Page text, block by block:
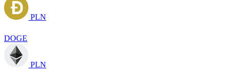
PLN
DOGE
PLN